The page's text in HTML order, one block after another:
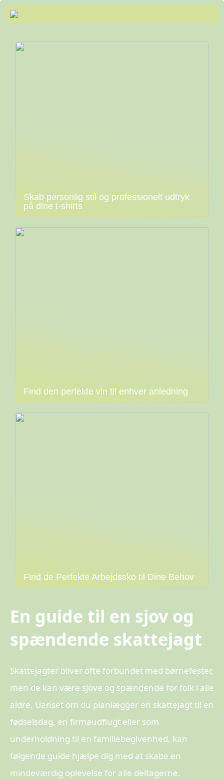
Skab personlig stil og professionelt udtryk
på dine t-shirts
Find den perfekte vin til enhver anledning
Find de Perfekte Arbejdssko til Dine Behov
En guide til en sjov og
spændende skattejagt
Skattejagter bliver ofte forbundet med børnefester,
men de kan være sjove og spændende for folk i alle
aldre. Uanset om du planlægger en skattejagt til en
fødselsdag, en firmaudflugt eller som
underholdning til en familiebegivenhed, kan
følgende guide hjælpe dig med at skabe en
mindeværdig oplevelse for alle deltagerne.